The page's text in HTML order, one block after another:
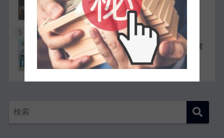
ら嫌われている人物を紹介
5
競艇選手同士の夫婦11組一覧【夫婦対決が実
現したレースも紹介】